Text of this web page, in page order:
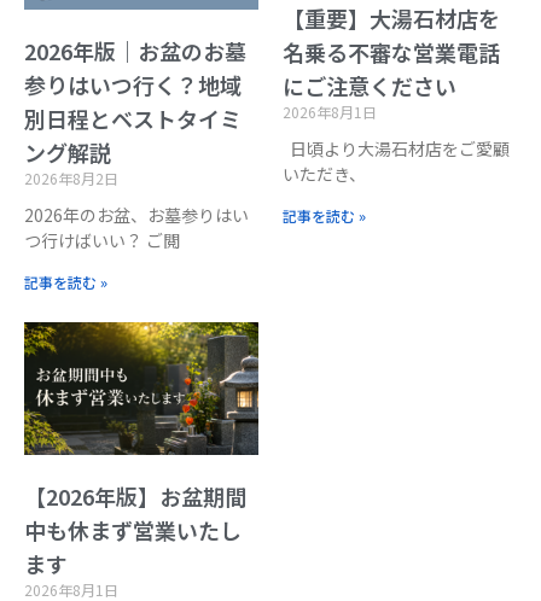
2026年版｜お盆のお墓
参りはいつ行く？地域
別日程とベストタイミ
ング解説
2026年8月2日
2026年のお盆、お墓参りはい
つ行けばいい？ ご閲
記事を読む »
【重要】大湯石材店を
名乗る不審な営業電話
にご注意ください
2026年8月1日
日頃より大湯石材店をご愛顧
いただき、
記事を読む »
【2026年版】お盆期間
中も休まず営業いたし
ます
2026年8月1日